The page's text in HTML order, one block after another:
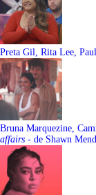
Preta Gil, Rita Lee,
Bruna Marquezine,
affairs - de Shawn